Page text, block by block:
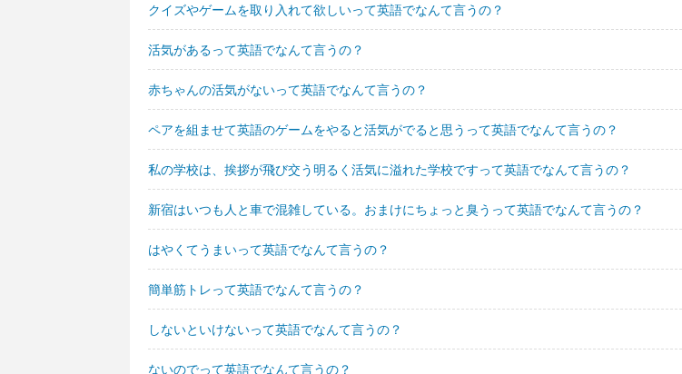
クイズやゲームを取り入れて欲しいって英語でなんて言うの？
活気があるって英語でなんて言うの？
赤ちゃんの活気がないって英語でなんて言うの？
ペアを組ませて英語のゲームをやると活気がでると思うって英語でなんて言うの？
私の学校は、挨拶が飛び交う明るく活気に溢れた学校ですって英語でなんて言うの？
新宿はいつも人と車で混雑している。おまけにちょっと臭うって英語でなんて言うの？
はやくてうまいって英語でなんて言うの？
簡単筋トレって英語でなんて言うの？
しないといけないって英語でなんて言うの？
ないのでって英語でなんて言うの？